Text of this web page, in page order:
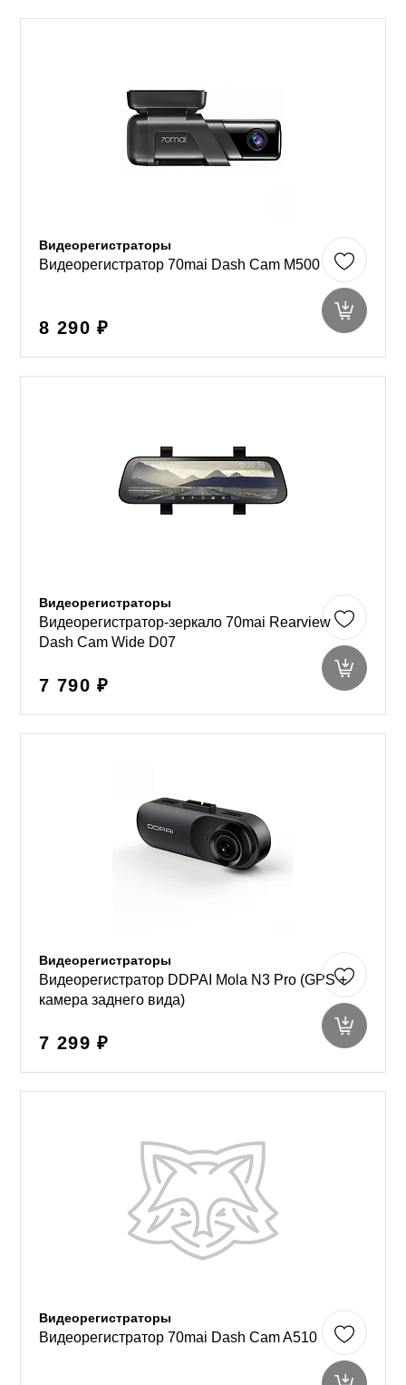
Видеорегистраторы
Видеорегистратор 70mai Dash Cam M500
8 290 ₽
Видеорегистраторы
Видеорегистратор-зеркало 70mai Rearview
Dash Cam Wide D07
7 790 ₽
Видеорегистраторы
Видеорегистратор DDPAI Mola N3 Pro (GPS +
камера заднего вида)
7 299 ₽
Видеорегистраторы
Видеорегистратор 70mai Dash Cam A510